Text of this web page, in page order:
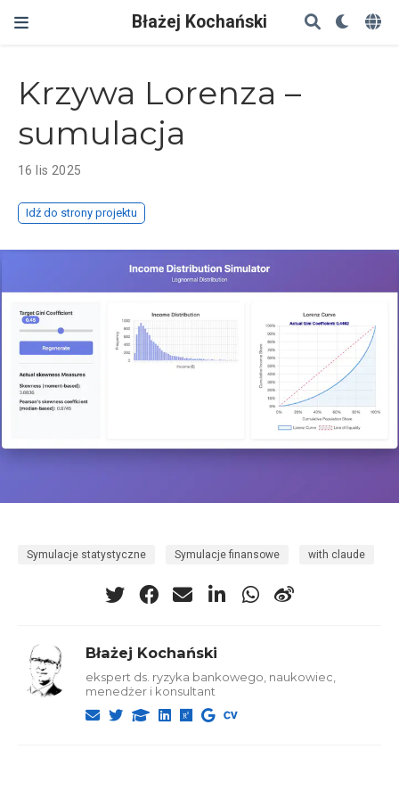
Błażej Kochański
Krzywa Lorenza –
sumulacja
16 lis 2025
Idź do strony projektu
Symulacje statystyczne Symulacje finansowe with claude
Błażej Kochański
ekspert ds. ryzyka bankowego, naukowiec,
menedżer i konsultant